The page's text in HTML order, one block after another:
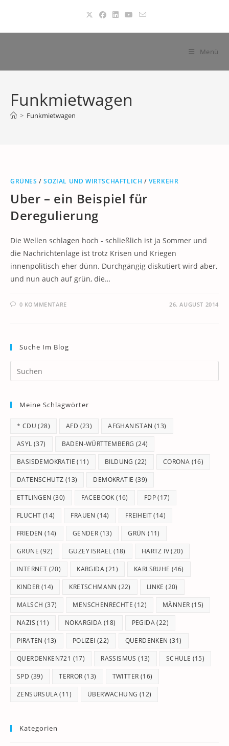
springen
Menü
Funkmietwagen
> Funkmietwagen
GRÜNES /SOZIAL UND WIRTSCHAFTLICH /VERKEHR
Uber – ein Beispiel für
Deregulierung
Die Wellen schlagen hoch - schließlich ist ja Sommer und
die Nachrichtenlage ist trotz Krisen und Kriegen
innenpolitisch eher dünn. Durchgängig diskutiert wird aber,
und nun auch auf grün, die…
0 KOMMENTARE 26. AUGUST 2014
Suche Im Blog
Meine Schlagwörter
* CDU (28) AFD (23) AFGHANISTAN (13)
ASYL (37) BADEN-WÜRTTEMBERG (24)
BASISDEMOKRATIE (11) BILDUNG (22) CORONA (16)
DATENSCHUTZ (13) DEMOKRATIE (39)
ETTLINGEN (30) FACEBOOK (16) FDP(17)
FLUCHT (14) FRAUEN (14) FREIHEIT(14)
FRIEDEN (14) GENDER (13) GRÜN (11)
GRÜNE (92) GÜZEY ISRAEL (18) HARTZ IV(20)
INTERNET (20) KARGIDA(21) KARLSRUHE (46)
KINDER (14) KRETSCHMANN (22) LINKE (20)
MALSCH (37) MENSCHENRECHTE (12) MÄNNER (15)
NAZIS (11) NOKARGIDA (18) PEGIDA(22)
PIRATEN (13) POLIZEI (22) QUERDENKEN (31)
QUERDENKEN721 (17) RASSISMUS (13) SCHULE (15)
SPD (39) TERROR (13) TWITTER (16)
ZENSURSULA(11) ÜBERWACHUNG (12)
Kategorien